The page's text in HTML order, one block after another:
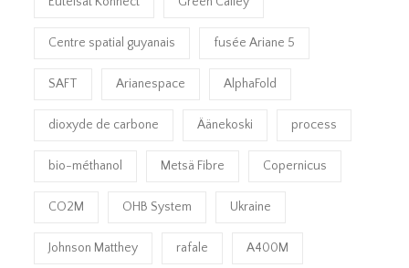
Centre spatial guyanais fusée Ariane 5
SAFT Arianespace AlphaFold
dioxyde de carbone Äänekoski process
bio-méthanol Metsä Fibre Copernicus
CO2M OHB System Ukraine
Johnson Matthey rafale A400M